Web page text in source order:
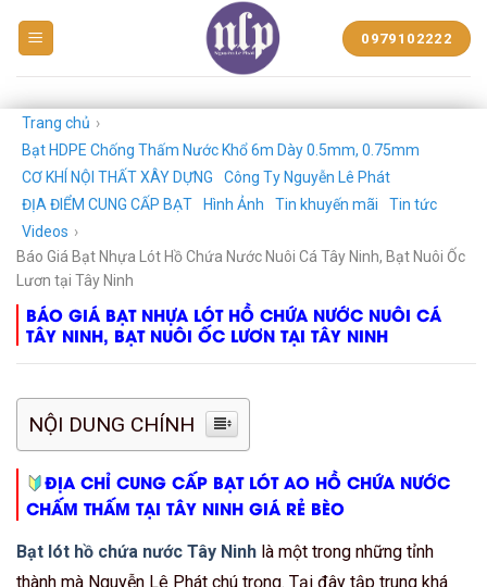
NHỰA
PHÁT
0979102222
Trang chủ ›
Bạt HDPE Chống Thấm Nước Khổ 6m Dày 0.5mm, 0.75mm
CƠ KHÍ NỘI THẤT XÂY DỰNG
Công Ty Nguyễn Lê Phát
ĐỊA ĐIỂM CUNG CẤP BẠT
Hình Ảnh Tin khuyến mãi
Tin tức
Videos ›
Báo Giá Bạt Nhựa Lót Hồ Chứa Nước Nuôi Cá Tây Ninh, Bạt Nuôi Ốc
Lươn tại Tây Ninh
BÁO GIÁ BẠT NHỰA LÓT HỒ CHỨA NƯỚC NUÔI CÁ
TÂY NINH, BẠT NUÔI ỐC LƯƠN TẠI TÂY NINH
NỘI DUNG CHÍNH
ĐỊA CHỈ CUNG CẤP BẠT LÓT AO HỒ CHỨA NƯỚC
CHẤM THẤM TẠI TÂY NINH GIÁ RẺ BÈO
Bạt lót hồ chứa nước Tây Ninh là một trong những tỉnh
thành mà Nguyễn Lê Phát chú trọng. Tại đây tập trung khá